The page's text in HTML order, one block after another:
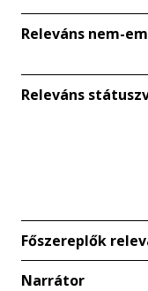
Releváns nem-
Releváns
Főszereplők
Narrátor